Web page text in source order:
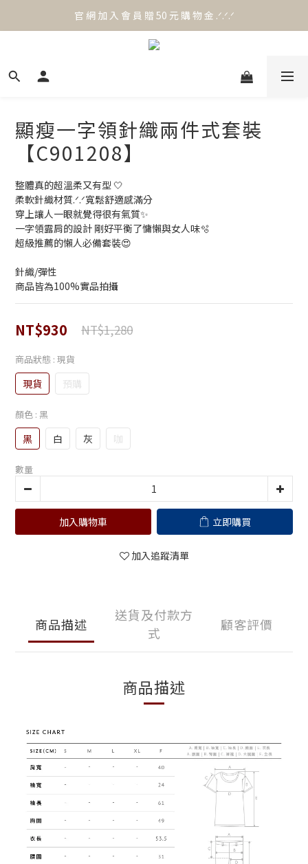
官 網 加 入 會 員 贈 50 元 購 物 金 .ᐟ.ᐟ.ᐟ
官 網 加 入 會 員 贈 50 元 購 物 金 .ᐟ.ᐟ.ᐟ
⟡.·*. 滿 NT.1000 免 運 費 ꔛ♡
顯瘦一字領針織兩件式套裝
【C901208】
整體真的超溫柔又有型 🤍
柔軟針織材質.ᐟ.ᐟ寬鬆舒適感滿分
穿上讓人一眼就覺得很有氣質✨
一字領露肩的設計 剛好平衡了慵懶與女人味🫧
超級推薦的懶人必備套裝😍
針織/彈性
商品皆為100%實品拍攝
NT$930 NT$1,280
商品狀態 : 現貨
現貨 預購
顏色 : 黑
黑 白 灰 咖
數量
加入購物車 立即購買
加入追蹤清單
商品描述
送貨及付款方
式
顧客評價
商品描述